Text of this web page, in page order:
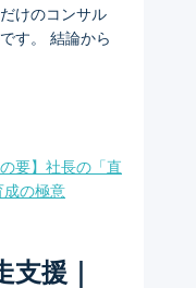
けのコンサル
す。 結論から
援｜